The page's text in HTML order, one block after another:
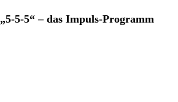
„5-5-5“ – das Impuls-Programm